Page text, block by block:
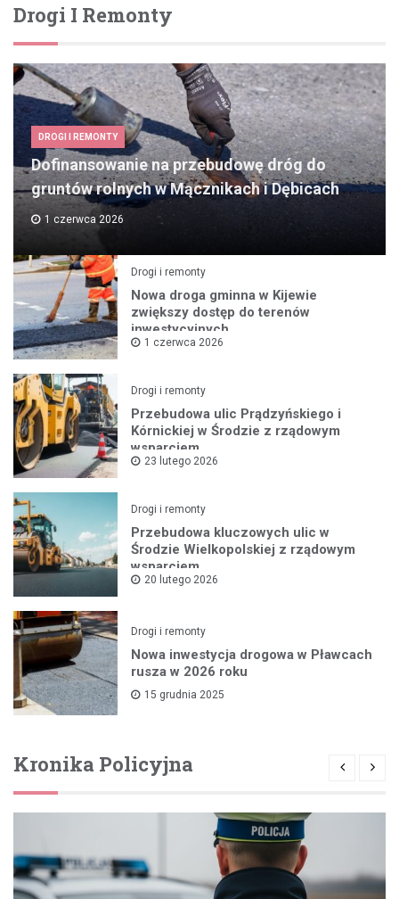
Drogi I Remonty
DROGI I REMONTY
Dofinansowanie na przebudowę dróg do
gruntów rolnych w Mącznikach i Dębicach
1 czerwca 2026
Drogi i remonty
Nowa droga gminna w Kijewie
zwiększy dostęp do terenów
inwestycyjnych
1 czerwca 2026
Drogi i remonty
Przebudowa ulic Prądzyńskiego i
Kórnickiej w Środzie z rządowym
wsparciem
23 lutego 2026
Drogi i remonty
Przebudowa kluczowych ulic w
Środzie Wielkopolskiej z rządowym
wsparciem
20 lutego 2026
Drogi i remonty
Nowa inwestycja drogowa w Pławcach
rusza w 2026 roku
15 grudnia 2025
Kronika Policyjna